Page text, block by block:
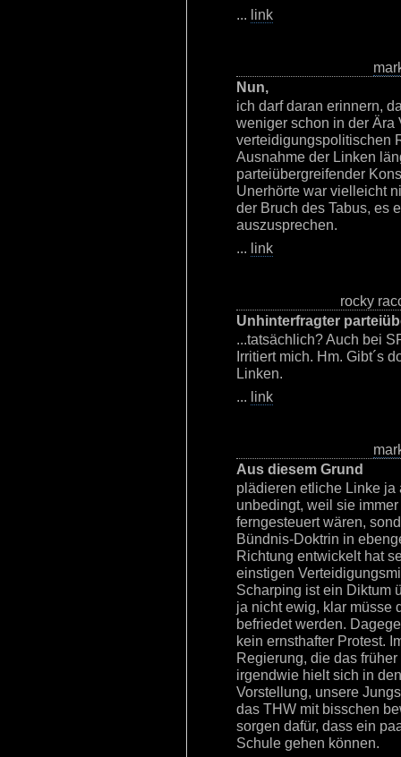
... link
Nun,
ich darf daran erinnern,
weniger schon in der Ära
verteidigungspolitischen
Ausnahme der Linken
parteiübergreifender
Unerhörte war vielleicht
der Bruch des Tabus, es
auszusprechen.
... link
rocky
Unhinterfragter
...tatsächlich? Auch bei
Irritiert mich. Hm. Gibt´s
Linken.
... link
Aus diesem Grund
plädieren etliche Linke ja
unbedingt, weil sie
ferngesteuert wären,
Bündnis-Doktrin in
Richtung entwickelt hat
einstigen
Scharping ist ein Diktum
ja nicht ewig, klar müsse
befriedet werden.
kein ernsthafter Protest.
Regierung, die das
irgendwie hielt sich in
Vorstellung, unsere
das THW mit bisschen
sorgen dafür, dass ein
Schule gehen können.